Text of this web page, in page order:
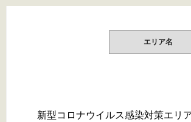
エリア名
新型コロナウイルス感染対策エリ